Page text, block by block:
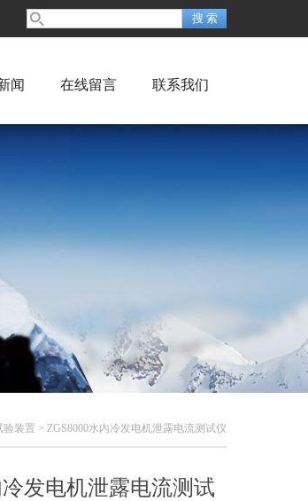
闻 在线留言 联系我们
验装置 > ZGS8000水内冷发电机泄露电流测试仪
发电机泄露电流测试